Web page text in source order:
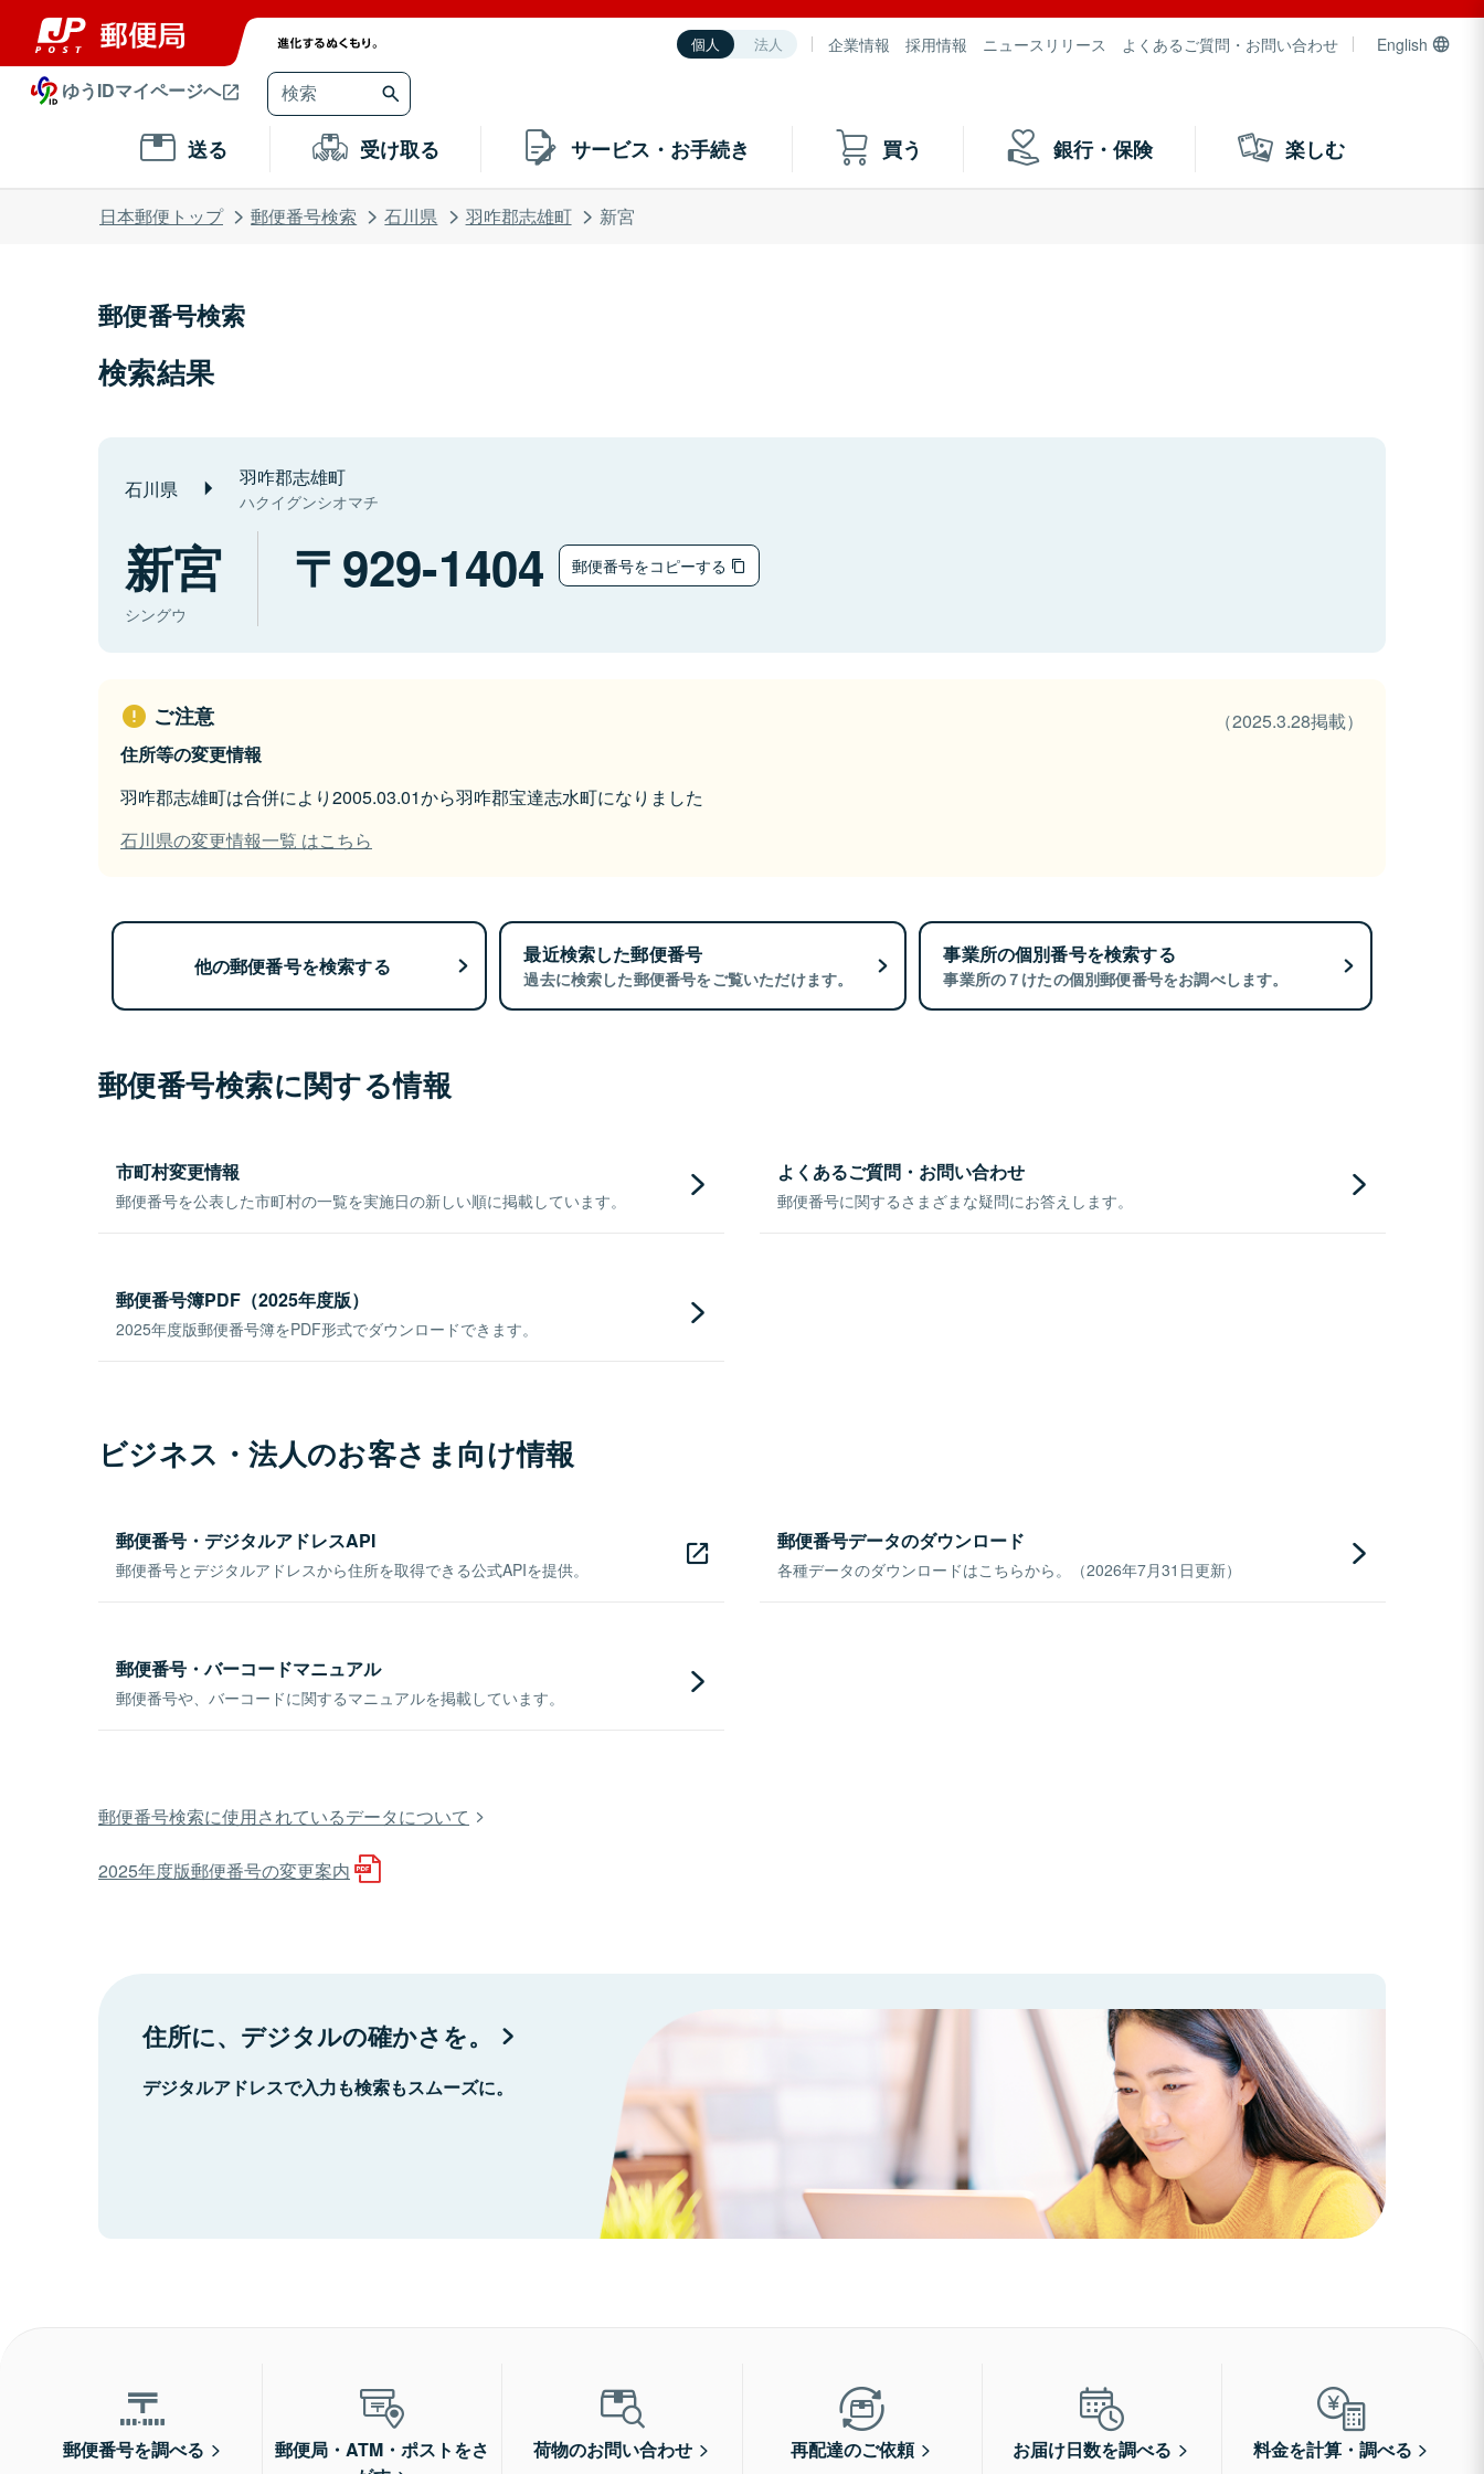
個人 法人 企業情報 採用情報 ニュースリリース よくあるご質問・お問い合わせ English
ゆうIDマイページへ
送る 受け取る サービス・お手続き 買う 銀行・保険 楽しむ
日本郵便トップ 郵便番号検索 石川県 羽咋郡志雄町 新宮
郵便番号検索
検索結果
石川県 羽咋郡志雄町
ハクイグンシオマチ
新宮
シングウ
929-1404 郵便番号をコピーする
ご注意
（2025.3.28掲載）
住所等の変更情報
羽咋郡志雄町は合併により2005.03.01から羽咋郡宝達志水町になりました
石川県の変更情報一覧 はこちら
他の郵便番号を検索する 最近検索した郵便番号
過去に検索した郵便番号をご覧いただけます。
事業所の個別番号を検索する
事業所の７けたの個別郵便番号をお調べします。
郵便番号検索に関する情報
市町村変更情報
郵便番号を公表した市町村の一覧を実施日の新しい順に掲載しています。
よくあるご質問・お問い合わせ
郵便番号に関するさまざまな疑問にお答えします。
郵便番号簿PDF（2025年度版）
2025年度版郵便番号簿をPDF形式でダウンロードできます。
ビジネス・法人のお客さま向け情報
郵便番号・デジタルアドレスAPI
郵便番号とデジタルアドレスから住所を取得できる公式APIを提供。
郵便番号データのダウンロード
各種データのダウンロードはこちらから。（2026年7月31日更新）
郵便番号・バーコードマニュアル
郵便番号や、バーコードに関するマニュアルを掲載しています。
郵便番号検索に使用されているデータについて
2025年度版郵便番号の変更案内
住所に、デジタルの確かさを。
デジタルアドレスで入力も検索もスムーズに。
郵便番号を調べる
郵便局・ATM・ポストをさ
荷物のお問い合わせ 再配達のご依頼 お届け日数を調べる 料金を計算・調べる